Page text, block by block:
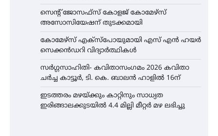
സെന്റ് ജോസഫ്സ് കോളജ് കോമേഴ്‌സ്
അസോസിയേഷന് തുടക്കമായി
കോമേഴ്സ് എക്സ്പോയുമായി എസ് എൻ ഹയർ
സെക്കൻഡറി വിദ്യാർത്ഥികൾ
സർഗ്ഗസാഹിതി- കവിതാസംഗമം 2026 കവിതാ
ചർച്ച കാട്ടൂർ, ടി. കെ. ബാലൻ ഹാളിൽ 16ന്
ഇടത്തരം മഴയ്ക്കും കാറ്റിനും സാധ്യത
ഇരിങ്ങാലക്കുടയിൽ 4.4 മില്ലി മീറ്റർ മഴ ലഭിച്ചു